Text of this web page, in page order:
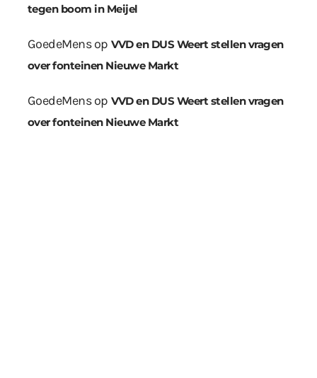
tegen boom in Meijel
GoedeMensop VVD en DUS Weert stellen vragen
over fonteinen Nieuwe Markt
GoedeMensop VVD en DUS Weert stellen vragen
over fonteinen Nieuwe Markt